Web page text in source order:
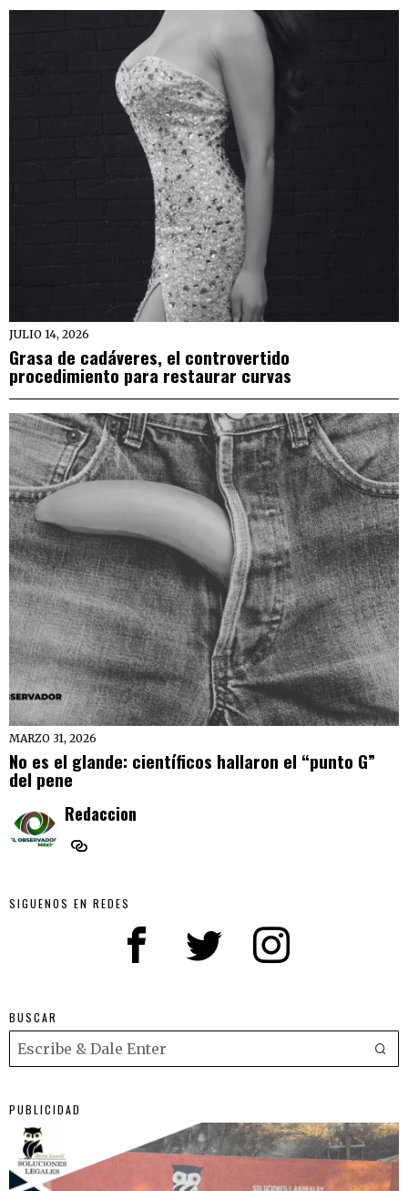
JULIO 14, 2026
Grasa de cadáveres, el controvertido
procedimiento para restaurar curvas
MARZO 31, 2026
No es el glande: científicos hallaron el “punto G”
del pene
Redaccion
SIGUENOS EN REDES
BUSCAR
PUBLICIDAD